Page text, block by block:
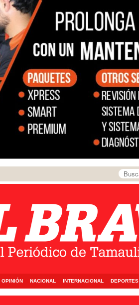
OPINIÓN NACIONAL INTERNACIONAL DEPORTES